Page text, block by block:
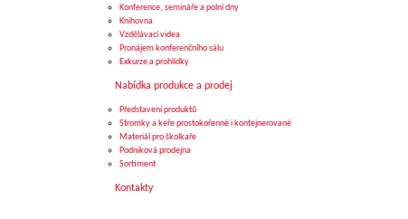
Konference, semináře a polní dny
Knihovna
Vzdělávací videa
Pronájem konferenčního sálu
Exkurze a prohlídky
Nabídka produkce a prodej
Představení produktů
Stromky a keře prostokořenné i kontejnerované
Materiál pro školkaře
Podniková prodejna
Sortiment
Kontakty